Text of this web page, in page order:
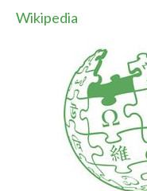
Wikipedia